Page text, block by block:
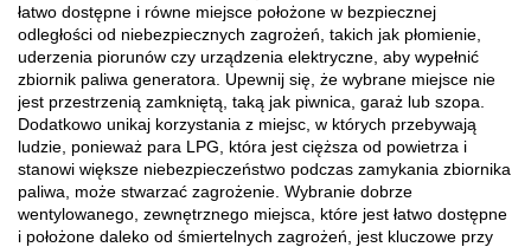
łatwo dostępne i równe miejsce położone w bezpiecznej
odległości od niebezpiecznych zagrożeń, takich jak płomienie,
uderzenia piorunów czy urządzenia elektryczne, aby wypełnić
zbiornik paliwa generatora. Upewnij się, że wybrane miejsce nie
jest przestrzenią zamkniętą, taką jak piwnica, garaż lub szopa.
Dodatkowo unikaj korzystania z miejsc, w których przebywają
ludzie, ponieważ para LPG, która jest cięższa od powietrza i
stanowi większe niebezpieczeństwo podczas zamykania zbiornika
paliwa, może stwarzać zagrożenie. Wybranie dobrze
wentylowanego, zewnętrznego miejsca, które jest łatwo dostępne
i położone daleko od śmiertelnych zagrożeń, jest kluczowe przy